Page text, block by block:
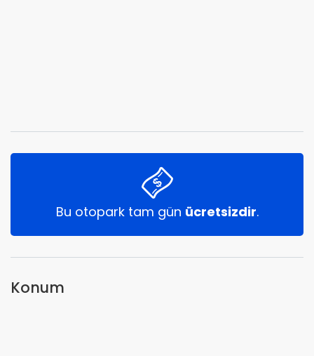
Bu otopark tam gün ücretsizdir.
Konum